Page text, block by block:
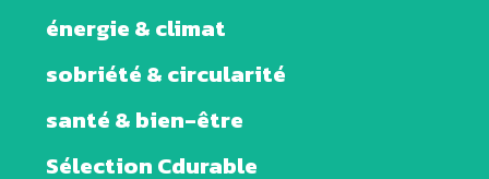
énergie & climat
sobriété & circularité
santé & bien-être
Sélection Cdurable